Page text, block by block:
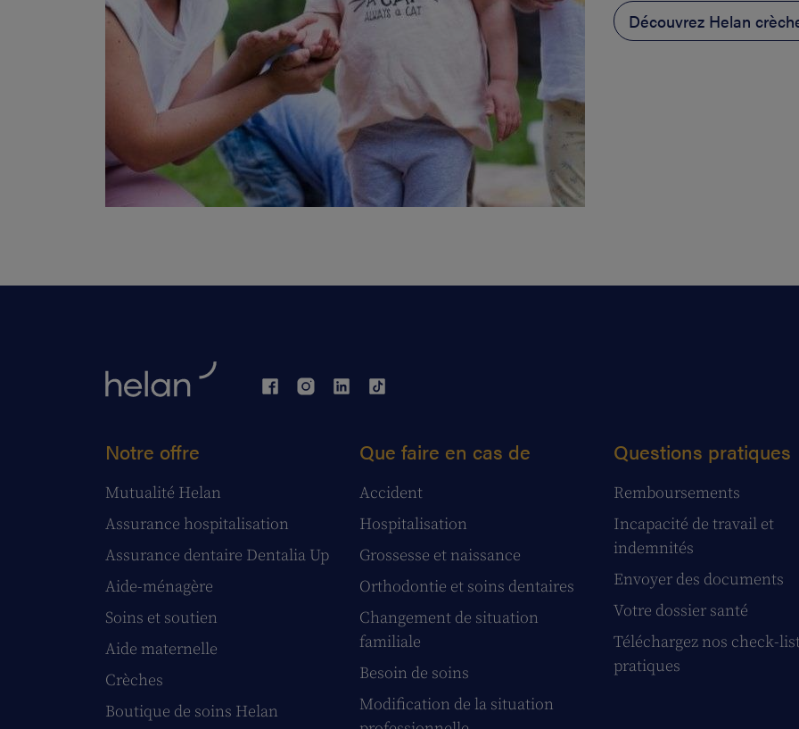
Découvrez Helan
Notre offre
Mutualité Helan
Assurance hospitalisation
Assurance dentaire Dentalia Up
Aide-ménagère
Soins et soutien
Aide maternelle
Crèches
Boutique de soins Helan
Que faire en cas de
Accident
Hospitalisation
Grossesse et naissance
Orthodontie et soins dentaires
Changement de situation
familiale
Besoin de soins
Modification de la situation
Questions pratiques
Remboursements
Incapacité de travail et
indemnités
Envoyer des documents
Votre dossier santé
Téléchargez nos check-
pratiques